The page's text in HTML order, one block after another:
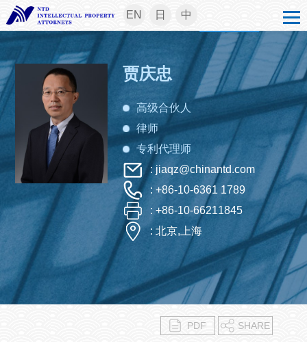
EN 日 中
贾庆忠
高级合伙人
律师
专利代理师
: jiaqz@chinantd.com
: +86-10-6361 1789
: +86-10-66211845
: 北京,上海
PDF SHARE